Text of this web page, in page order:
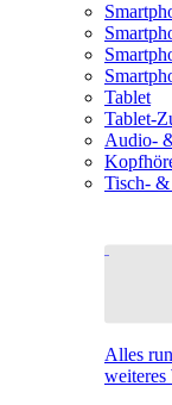
Tablet
Tablet-
Audio-
Tisch- &
Alles
weiteres